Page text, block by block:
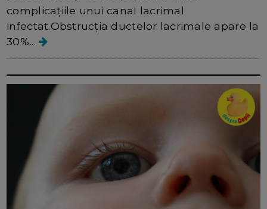
complicațiile unui canal lacrimal
infectat.Obstrucția ductelor lacrimale apare la
30%...